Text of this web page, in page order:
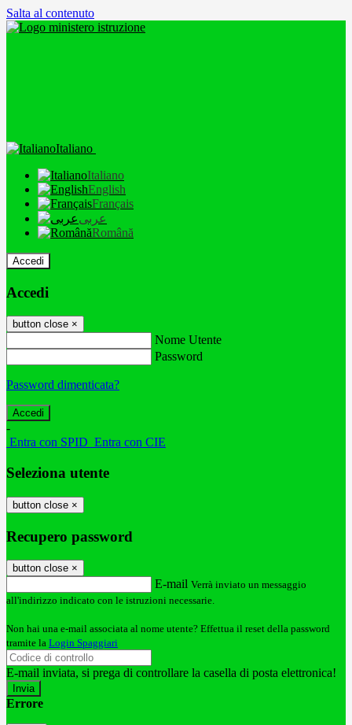
Salta al contenuto
Italiano
Italiano
English
Français
عربى
Română
Accedi
Accedi
button close ×
Nome Utente
Password
Password dimenticata?
-
Entra con SPID Entra con CIE
Seleziona utente
button close ×
Recupero password
button close ×
E-mail Verrà inviato un messaggio
all'indirizzo indicato con le istruzioni necessarie.
Non hai una e-mail associata al nome utente? Effettua il reset della password
tramite la Login Spaggiari
E-mail inviata, si prega di controllare la casella di posta elettronica!
Errore